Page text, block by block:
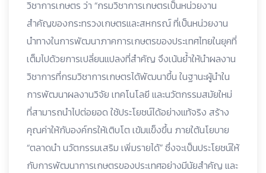
วิชาการเกษตร ว่า “กรมวิชาการเกษตรเป็นหน่วยงาน
สำคัญของกระทรวงเกษตรและสหกรณ์ ที่เป็นหน่วยงาน
นำทางในการพัฒนาภาคการเกษตรของประเทศไทยในยุคที่
เต็มไปด้วยการเปลี่ยนแปลงที่สำคัญ จึงเน้นย้ำให้นำผลงาน
วิชาการที่กรมวิชาการเกษตรได้พัฒนาขึ้น ในฐานะผู้นำใน
การพัฒนาผลงานวิจัย เทคโนโลยี และนวัตกรรมสมัยใหม่
ที่สามารถนำไปต่อยอด ใช้ประโยชน์ได้อย่างแท้จริง สร้าง
คุณค่าให้กับองค์กรให้เติบโต เข้มแข็งขึ้น ภายใต้นโยบาย
“ตลาดนำ นวัตกรรมเสริม เพิ่มรายได้” ซึ่งจะเป็นประโยชน์ให้
กับการพัฒนาการเกษตรของประเทศอย่างมีนัยสำคัญ และ